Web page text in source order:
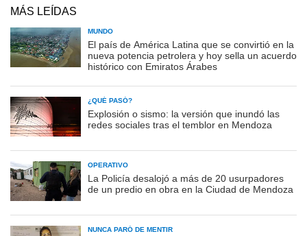
MÁS LEÍDAS
MUNDO
El país de América Latina que se convirtió en la
nueva potencia petrolera y hoy sella un acuerdo
histórico con Emiratos Árabes
¿QUÉ PASÓ?
Explosión o sismo: la versión que inundó las
redes sociales tras el temblor en Mendoza
OPERATIVO
La Policía desalojó a más de 20 usurpadores
de un predio en obra en la Ciudad de Mendoza
NUNCA PARÓ DE MENTIR